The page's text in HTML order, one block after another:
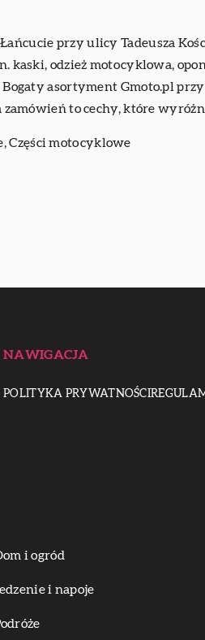
przy ulicy Tadeusza
odzież motocyklowa,
asortyment Gmoto.pl
zamówień to cechy, które
Części motocyklowe
NAWIGACJA
POLITYKA PRYWATNOŚCI
i ogród
i napoje